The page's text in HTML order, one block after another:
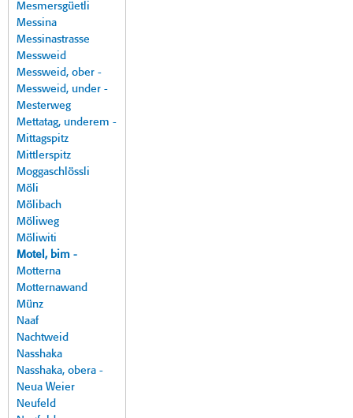
Mesmersgüetli
Messina
Messinastrasse
Messweid
Messweid, ober -
Messweid, under -
Mesterweg
Mettatag, underem -
Mittagspitz
Mittlerspitz
Moggaschlössli
Möli
Mölibach
Möliweg
Möliwiti
Motel, bim -
Motterna
Motternawand
Münz
Naaf
Nachtweid
Nasshaka
Nasshaka, obera -
Neua Weier
Neufeld